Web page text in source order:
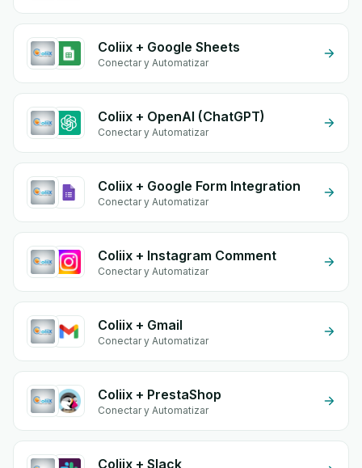
Coliix + Google Sheets
Conectar y Automatizar
Coliix + OpenAI (ChatGPT)
Conectar y Automatizar
Coliix + Google Form Integration
Conectar y Automatizar
Coliix + Instagram Comment
Conectar y Automatizar
Coliix + Gmail
Conectar y Automatizar
Coliix + PrestaShop
Conectar y Automatizar
Coliix + Slack